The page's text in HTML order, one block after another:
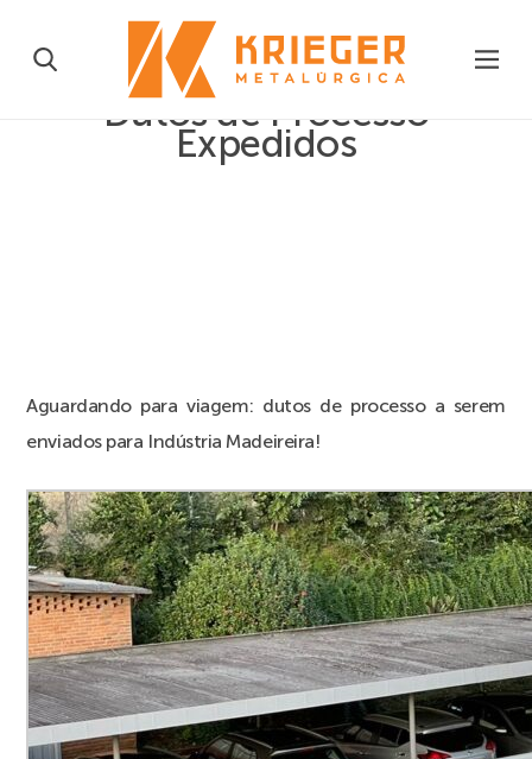
Dutos de Processo
Expedidos
Aguardando para viagem: dutos de processo a serem
enviados para Indústria Madeireira!